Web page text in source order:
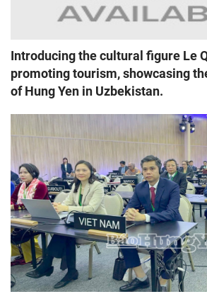
Introducing the cultural figure Le
promoting tourism, showcasing
of Hung Yen in Uzbekistan.